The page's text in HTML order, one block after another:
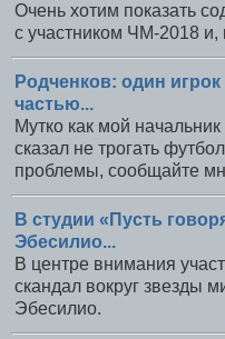
Очень хотим показать
с участником ЧМ-2018 и,
Родченков: один
частью...
Мутко как мой
сказал не трогать
проблемы, сообщайте
В студии «Пусть
Эбесилио...
В центре внимания
скандал вокруг звезды
Эбесилио.